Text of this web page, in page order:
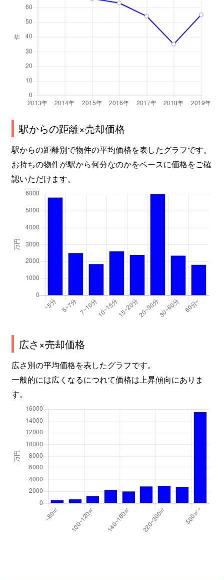
駅からの距離×売却価格
駅からの距離別で物件の平均価格を表したグラフです。
お持ちの物件が駅から何分なのかをベースに価格をご確
認いただけます。
広さ×売却価格
広さ別の平均価格を表したグラフです。
一般的には広くなるにつれて価格は上昇傾向にありま
す。